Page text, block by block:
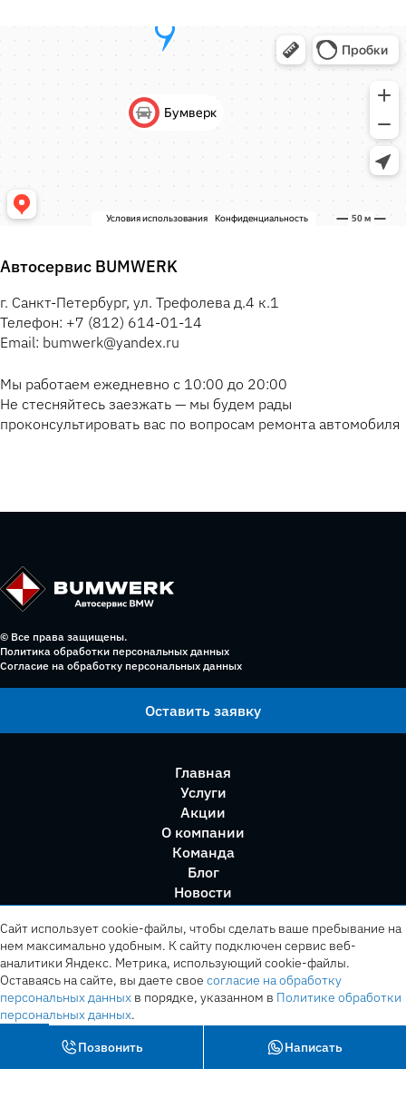
Автосервис BUMWERK
г. Санкт-Петербург, ул. Трефолева д.4 к.1
Телефон: +7 (812) 614-01-14
Email: bumwerk@yandex.ru
Мы работаем ежедневно с 10:00 до 20:00
Не стесняйтесь заезжать — мы будем рады
проконсультировать вас по вопросам ремонта автомобиля
© Все права защищены.
Политика обработки персональных данных
Согласие на обработку персональных данных
Оставить заявку
Главная
Услуги
Акции
О компании
Команда
Блог
Новости
Позвонить Написать
Сайт использует cookie-файлы, чтобы сделать ваше пребывание на
нем максимально удобным. К cайту подключен сервис веб-
аналитики Яндекс. Метрика, использующий cookie-файлы.
Оставаясь на сайте, вы даете свое согласие на обработку
персональных данных в порядке, указанном в Политике обработки
персональных данных.